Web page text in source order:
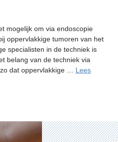
mogelijk om via endoscopie
oppervlakkige tumoren van het
specialisten in de techniek is
belang van de techniek via
dat oppervlakkige … Lees